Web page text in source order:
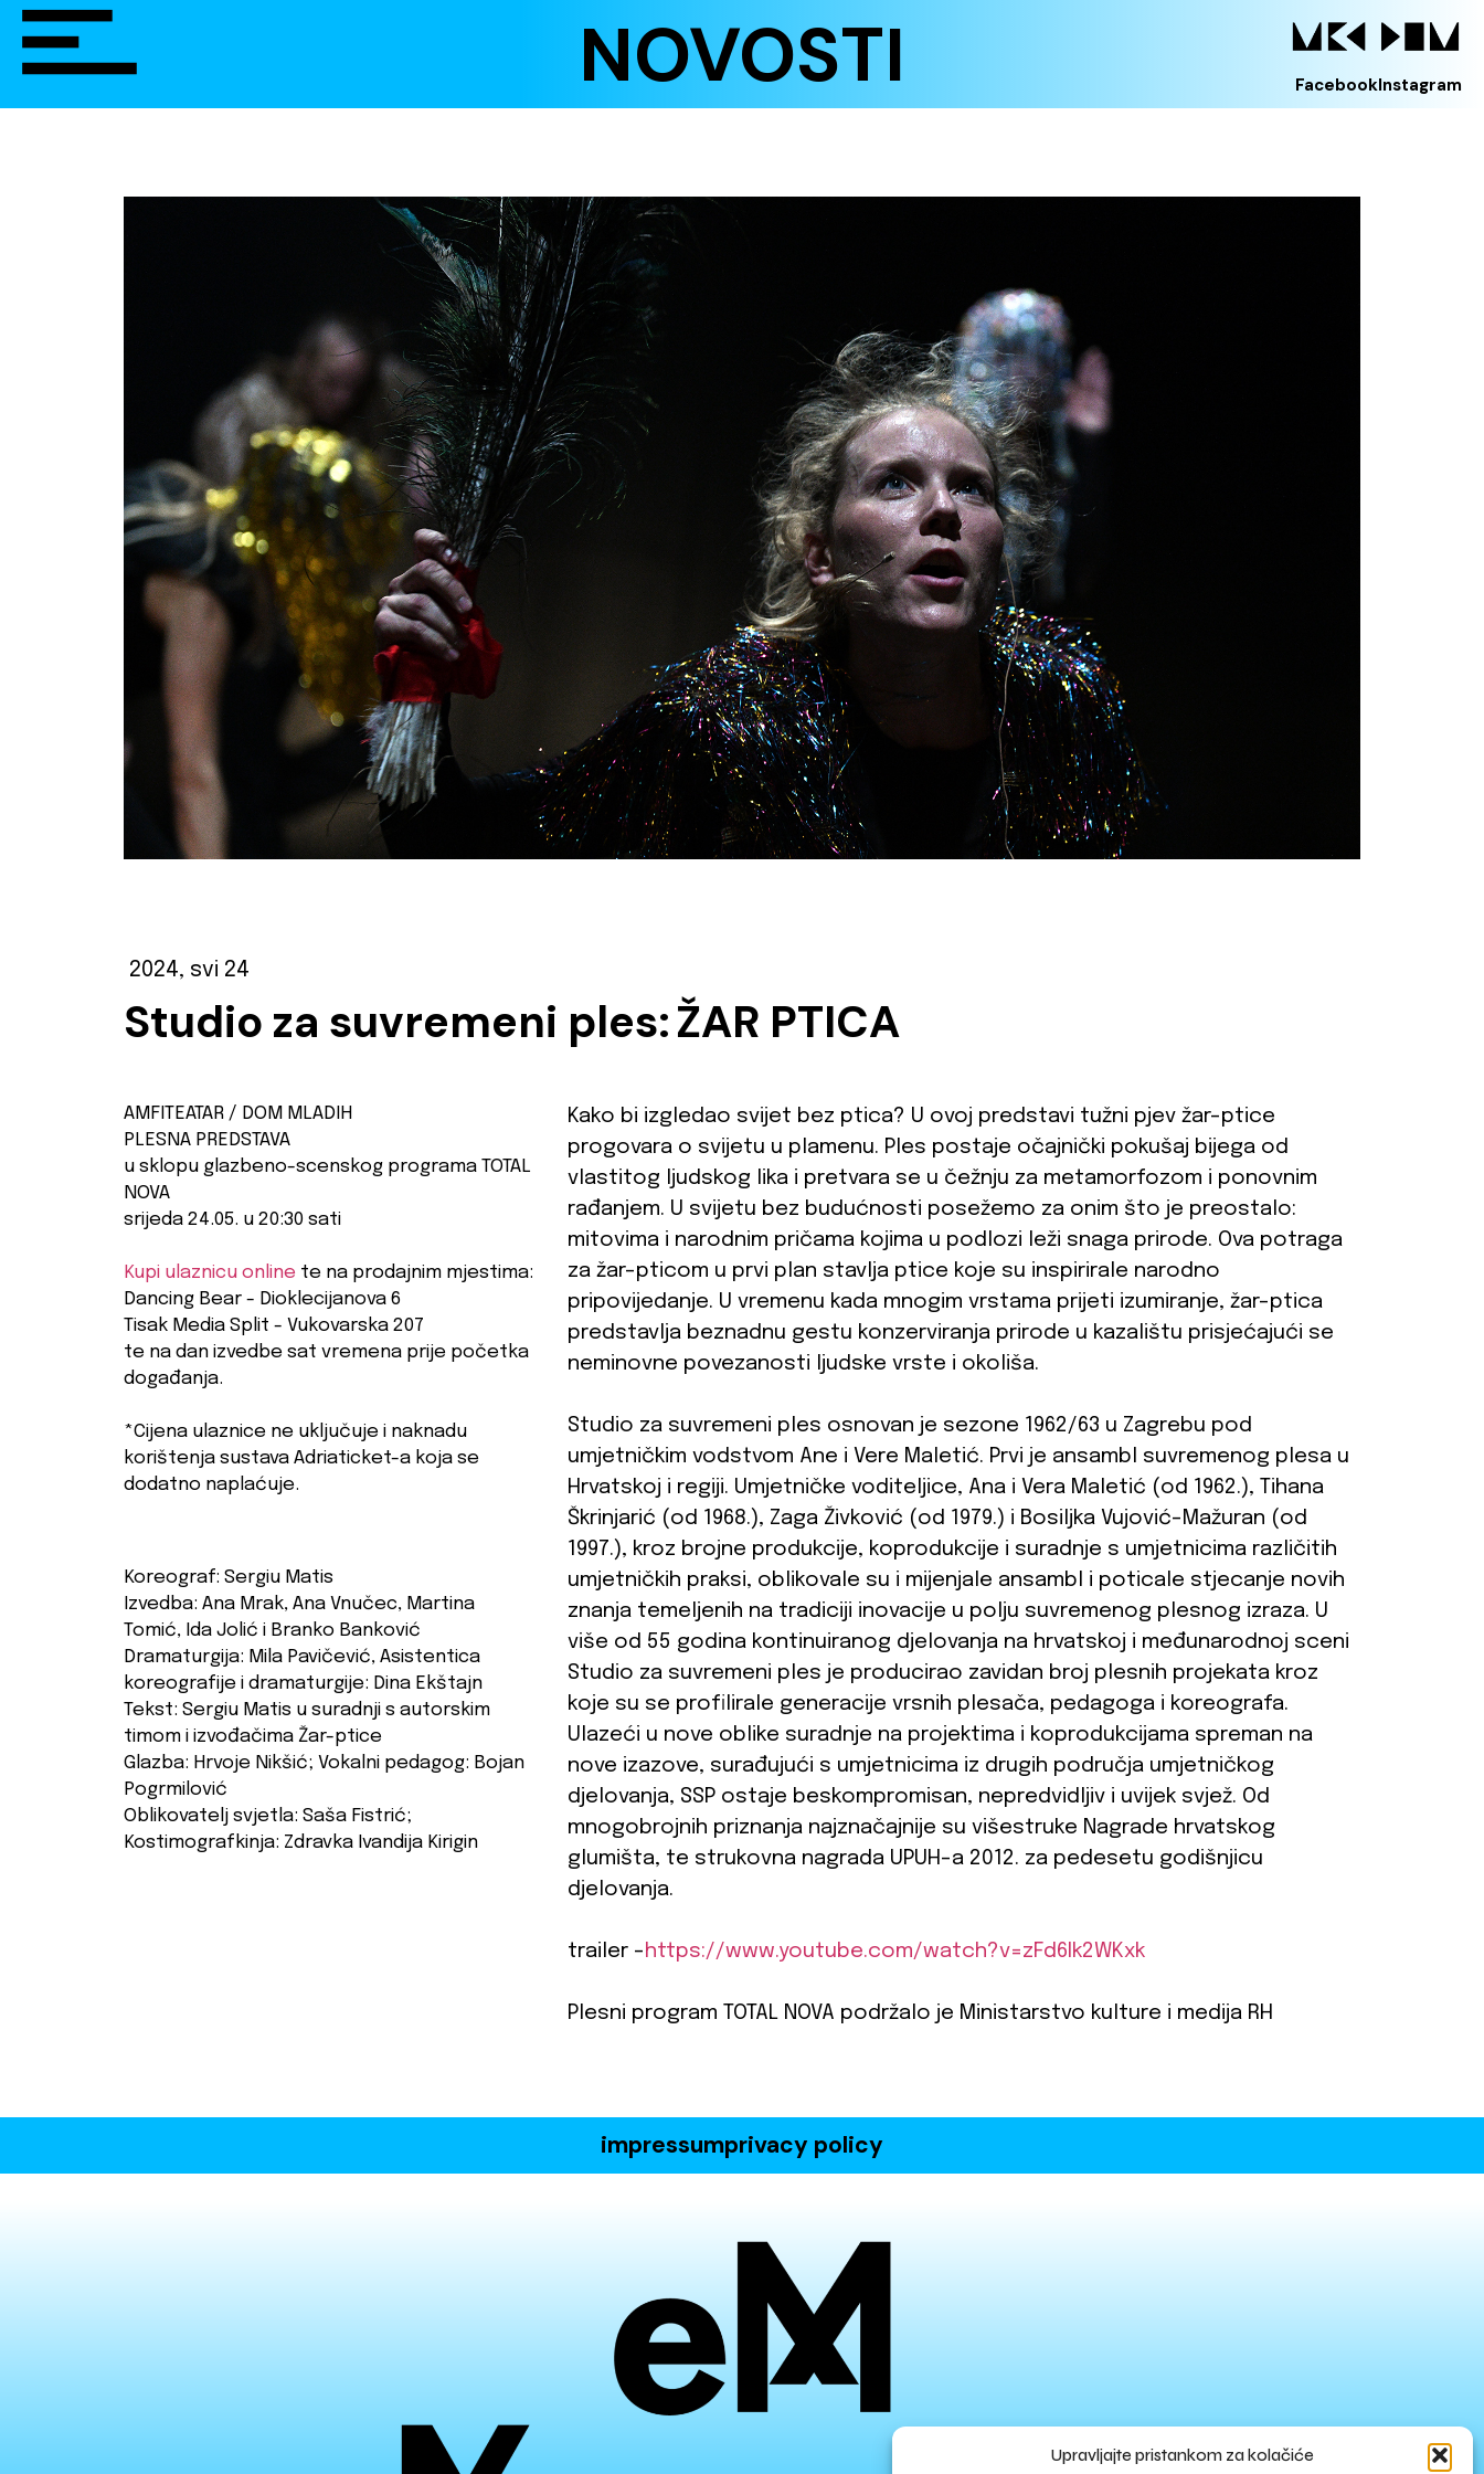
Upravljajte pristankom za kolačiće
FacebookInstagram
NOVOSTI
2024, svi 24
Studio za suvremeni ples:ŽAR PTICA
AMFITEATAR / DOM MLADIH
PLESNA PREDSTAVA
u sklopu glazbeno-scenskog programa TOTAL
NOVA
srijeda 24.05. u 20:30 sati
Kupi ulaznicu online te na prodajnim mjestima:
Dancing Bear - Dioklecijanova 6
Tisak Media Split - Vukovarska 207
te na dan izvedbe sat vremena prije početka
događanja.
*Cijena ulaznice ne uključuje i naknadu
korištenja sustava Adriaticket-a koja se
dodatno naplaćuje.
Koreograf: Sergiu Matis
Izvedba: Ana Mrak, Ana Vnučec, Martina
Tomić, Ida Jolić i Branko Banković
Dramaturgija: Mila Pavičević, Asistentica
koreografije i dramaturgije: Dina Ekštajn
Tekst: Sergiu Matis u suradnji s autorskim
timom i izvođačima Žar-ptice
Glazba: Hrvoje Nikšić; Vokalni pedagog: Bojan
Pogrmilović
Oblikovatelj svjetla: Saša Fistrić;
Kostimografkinja: Zdravka Ivandija Kirigin
Kako bi izgledao svijet bez ptica? U ovoj predstavi tužni pjev žar-ptice
progovara o svijetu u plamenu. Ples postaje očajnički pokušaj bijega od
vlastitog ljudskog lika i pretvara se u čežnju za metamorfozom i ponovnim
rađanjem. U svijetu bez budućnosti posežemo za onim što je preostalo:
mitovima i narodnim pričama kojima u podlozi leži snaga prirode. Ova potraga
za žar-pticom u prvi plan stavlja ptice koje su inspirirale narodno
pripovijedanje. U vremenu kada mnogim vrstama prijeti izumiranje, žar-ptica
predstavlja beznadnu gestu konzerviranja prirode u kazalištu prisjećajući se
neminovne povezanosti ljudske vrste i okoliša.
Studio za suvremeni ples osnovan je sezone 1962/63 u Zagrebu pod
umjetničkim vodstvom Ane i Vere Maletić. Prvi je ansambl suvremenog plesa u
Hrvatskoj i regiji. Umjetničke voditeljice, Ana i Vera Maletić (od 1962.), Tihana
Škrinjarić (od 1968.), Zaga Živković (od 1979.) i Bosiljka Vujović-Mažuran (od
1997.), kroz brojne produkcije, koprodukcije i suradnje s umjetnicima različitih
umjetničkih praksi, oblikovale su i mijenjale ansambl i poticale stjecanje novih
znanja temeljenih na tradiciji inovacije u polju suvremenog plesnog izraza. U
više od 55 godina kontinuiranog djelovanja na hrvatskoj i međunarodnoj sceni
Studio za suvremeni ples je producirao zavidan broj plesnih projekata kroz
koje su se profilirale generacije vrsnih plesača, pedagoga i koreografa.
Ulazeći u nove oblike suradnje na projektima i koprodukcijama spreman na
nove izazove, surađujući s umjetnicima iz drugih područja umjetničkog
djelovanja, SSP ostaje beskompromisan, nepredvidljiv i uvijek svjež. Od
mnogobrojnih priznanja najznačajnije su višestruke Nagrade hrvatskog
glumišta, te strukovna nagrada UPUH-a 2012. za pedesetu godišnjicu
djelovanja.
trailer - https://www.youtube.com/watch?v=zFd6Ik2WKxk
Plesni program TOTAL NOVA podržalo je Ministarstvo kulture i medija RH
impressumprivacy policy